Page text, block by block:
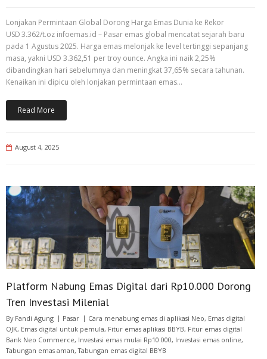
Lonjakan Permintaan Global Dorong Harga Emas Dunia ke Rekor
USD 3.362/t.oz infoemas.id – Pasar emas global mencatat sejarah baru
pada 1 Agustus 2025. Harga emas melonjak ke level tertinggi sepanjang
masa, yakni USD 3.362,51 per troy ounce. Angka ini naik 2,25%
dibandingkan hari sebelumnya dan meningkat 37,65% secara tahunan.
Kenaikan ini dipicu oleh lonjakan permintaan emas…
Read More
August 4, 2025
Platform Nabung Emas Digital dari Rp10.000 Dorong
Tren Investasi Milenial
By Fandi Agung Pasar Cara menabung emas di aplikasi Neo, Emas digital
OJK, Emas digital untuk pemula, Fitur emas aplikasi BBYB, Fitur emas digital
Bank Neo Commerce, Investasi emas mulai Rp10.000, Investasi emas online,
Tabungan emas aman,Tabungan emas digital BBYB